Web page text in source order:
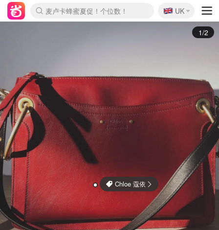
Prada/Miu 4.8折！
🇬🇧
UK
2/2